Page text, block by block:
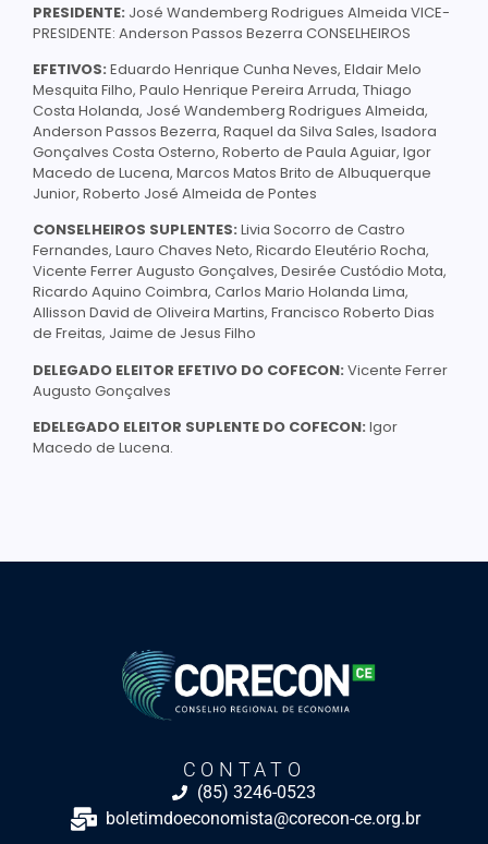
PRESIDENTE: José Wandemberg Rodrigues Almeida VICE-
PRESIDENTE: Anderson Passos Bezerra CONSELHEIROS
EFETIVOS: Eduardo Henrique Cunha Neves, Eldair Melo
Mesquita Filho, Paulo Henrique Pereira Arruda, Thiago
Costa Holanda, José Wandemberg Rodrigues Almeida,
Anderson Passos Bezerra, Raquel da Silva Sales, Isadora
Gonçalves Costa Osterno, Roberto de Paula Aguiar, Igor
Macedo de Lucena, Marcos Matos Brito de Albuquerque
Junior, Roberto José Almeida de Pontes
CONSELHEIROS SUPLENTES: Livia Socorro de Castro
Fernandes, Lauro Chaves Neto, Ricardo Eleutério Rocha,
Vicente Ferrer Augusto Gonçalves, Desirée Custódio Mota,
Ricardo Aquino Coimbra, Carlos Mario Holanda Lima,
Allisson David de Oliveira Martins, Francisco Roberto Dias
de Freitas, Jaime de Jesus Filho
DELEGADO ELEITOR EFETIVO DO COFECON: Vicente Ferrer
Augusto Gonçalves
EDELEGADO ELEITOR SUPLENTE DO COFECON: Igor
Macedo de Lucena.
CONTATO
(85) 3246-0523
boletimdoeconomista@corecon-ce.org.br